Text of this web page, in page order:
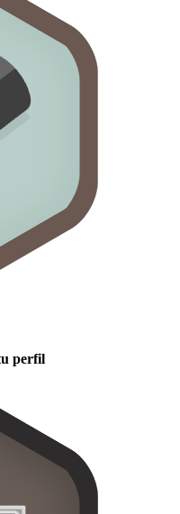
perfil